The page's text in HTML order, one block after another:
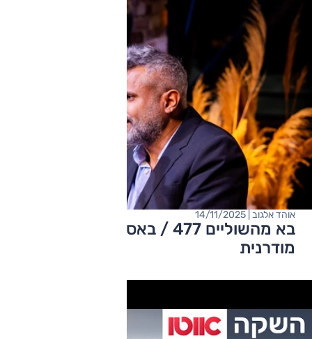
בא מהשוליים 477 / באס במתכונת
מודרנית
אוהד אלגוב | 14/11/2025